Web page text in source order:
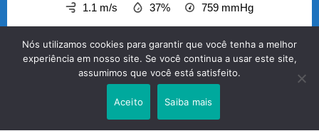
1.1 m/s 37% 759 mmHg
33°C 34°C 35°C 37°C
O GABRIELENSE © 2026 - A informação com credibilidade
Nós utilizamos cookies para garantir que você tenha a melhor
experiência em nosso site. Se você continua a usar este site,
assumimos que você está satisfeito.
Aceito Saiba mais